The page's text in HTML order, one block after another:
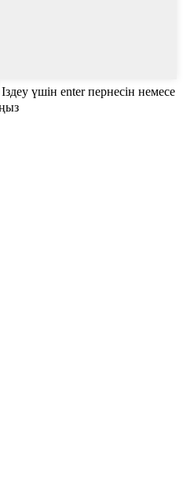
Іздеу үшін enter пернесін немесе